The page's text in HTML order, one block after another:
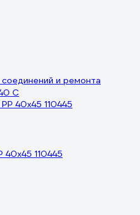
и ремонта
С
40x45 110445